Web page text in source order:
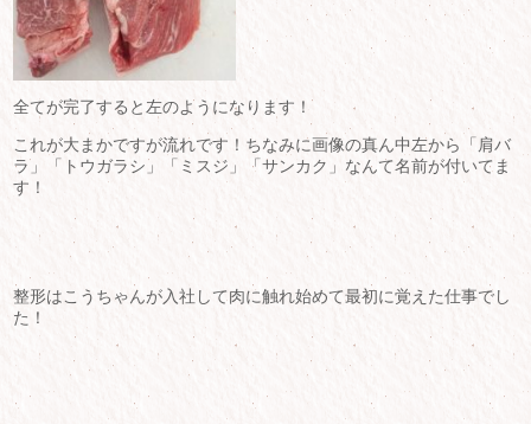
全てが完了すると左のようになります！
これが大まかですが流れです！ちなみに画像の真ん中左から「肩バ
ラ」「トウガラシ」「ミスジ」「サンカク」なんて名前が付いてま
す！
整形はこうちゃんが入社して肉に触れ始めて最初に覚えた仕事でし
た！